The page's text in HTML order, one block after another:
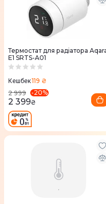
Термостат для радіатора
E1 SRTS-A01
Кешбек119 ₴
2 999
-20%
2 399₴